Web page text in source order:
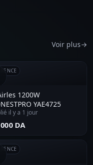
Voir plus→
1200W
YAE4725
il y a 1 jour
DA⁩